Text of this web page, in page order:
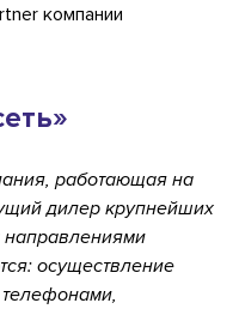
компании
работающая на
дилер крупнейших
осуществление